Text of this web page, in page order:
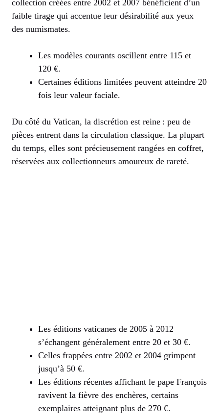
collection créées entre 2002 et 2007 bénéficient d’un
faible tirage qui accentue leur désirabilité aux yeux
des numismates.
Les modèles courants oscillent entre 115 et
120 €.
Certaines éditions limitées peuvent atteindre 20
fois leur valeur faciale.
Du côté du Vatican, la discrétion est reine : peu de
pièces entrent dans la circulation classique. La plupart
du temps, elles sont précieusement rangées en coffret,
réservées aux collectionneurs amoureux de rareté.
Les éditions vaticanes de 2005 à 2012
s’échangent généralement entre 20 et 30 €.
Celles frappées entre 2002 et 2004 grimpent
jusqu’à 50 €.
Les éditions récentes affichant le pape François
ravivent la fièvre des enchères, certains
exemplaires atteignant plus de 270 €.